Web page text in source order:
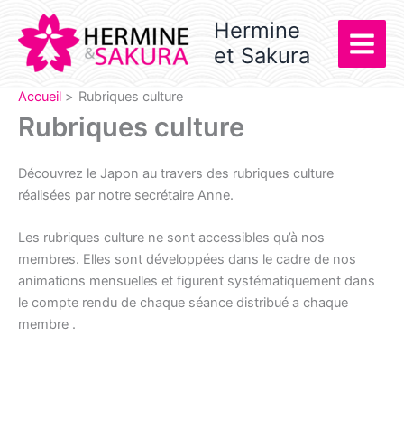
contenu
Hermine
et Sakura
Accueil Rubriques culture
Rubriques culture
Découvrez le Japon au travers des rubriques culture
réalisées par notre secrétaire Anne.
Les rubriques culture ne sont accessibles qu’à nos
membres. Elles sont développées dans le cadre de nos
animations mensuelles et figurent systématiquement dans
le compte rendu de chaque séance distribué a chaque
membre .